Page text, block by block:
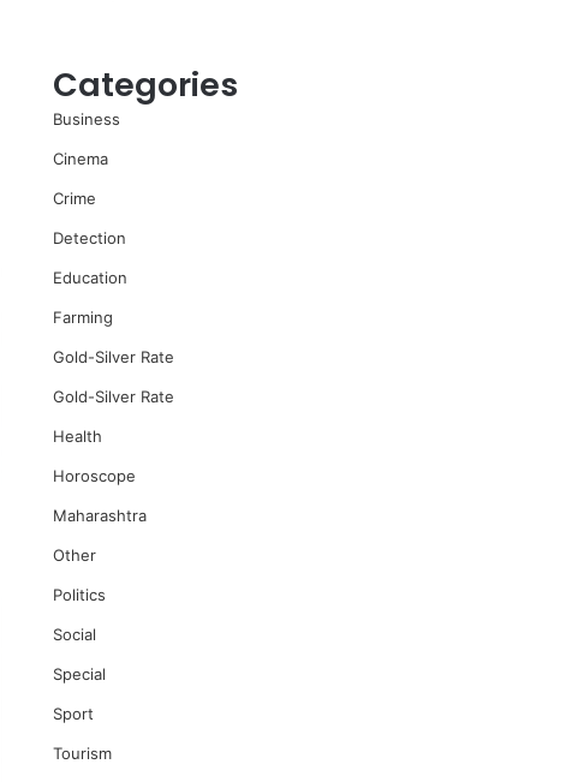
Categories
Business
Cinema
Crime
Detection
Education
Farming
Gold-Silver Rate
Gold-Silver Rate
Health
Horoscope
Maharashtra
Other
Politics
Social
Special
Sport
Tourism